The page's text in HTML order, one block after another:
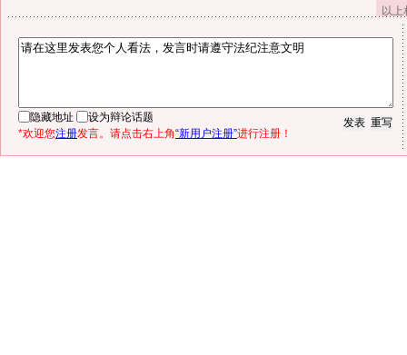
以
隐藏地址
设为辩论话题
*欢迎您注册发言。请点击右上角“新用户注册”进行注册！